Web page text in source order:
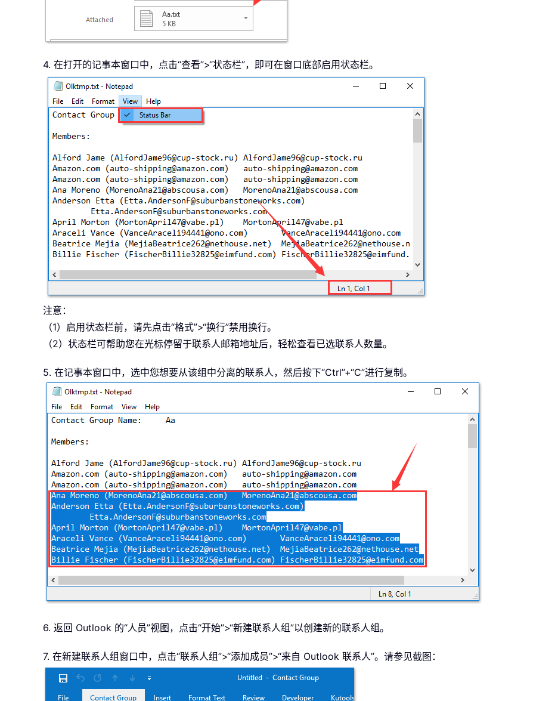
4. 在打开的记事本窗口中，点击“查看”>“状态栏”，即可在窗口底部启用状态栏。
注意：
（1）启用状态栏前，请先点击“格式”>“换行”禁用换行。
（2）状态栏可帮助您在光标停留于联系人邮箱地址后，轻松查看已选联系人数量。
5. 在记事本窗口中，选中您想要从该组中分离的联系人，然后按下“Ctrl”+“C”进行复制。
6. 返回 Outlook 的“人员”视图，点击“开始”>“新建联系人组”以创建新的联系人组。
7. 在新建联系人组窗口中，点击“联系人组”>“添加成员”>“来自 Outlook 联系人”。请参见截图：